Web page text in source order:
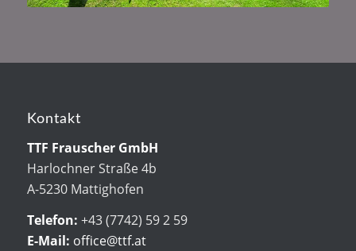
Kontakt
TTF Frauscher GmbH
Harlochner Straße 4b
A-5230 Mattighofen
Telefon: +43 (7742) 59 2 59
E-Mail: office@ttf.at